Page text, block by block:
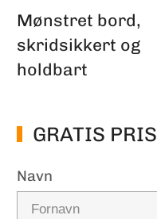
Mønstret bord,
skridsikkert og
holdbart
GRATIS PRIS
Navn